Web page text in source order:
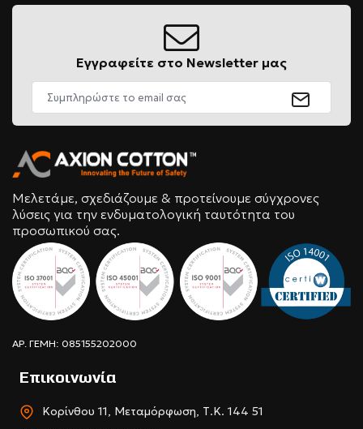
Εγγραφείτε στο Newsletter μας
Μελετάμε, σχεδιάζουμε & προτείνουμε σύγχρονες
λύσεις για την ενδυματολογική ταυτότητα του
προσωπικού σας.
ΑΡ. ΓΕΜΗ: 085155202000
Επικοινωνία
Κορίνθου 11, Μεταμόρφωση, Τ.Κ. 144 51